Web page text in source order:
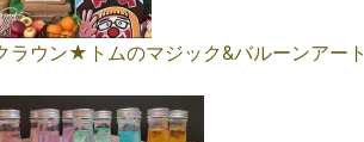
ラウン★トムのマジック&バルーンアート